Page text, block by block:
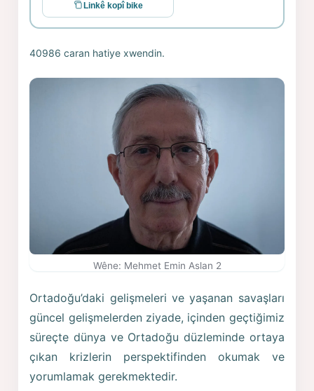
Linkê kopî bike
40986 caran hatiye xwendin.
Wêne: Mehmet Emin Aslan 2
Ortadoğu’daki gelişmeleri ve yaşanan savaşları
güncel gelişmelerden ziyade, içinden geçtiğimiz
süreçte dünya ve Ortadoğu düzleminde ortaya
çıkan krizlerin perspektifinden okumak ve
yorumlamak gerekmektedir.